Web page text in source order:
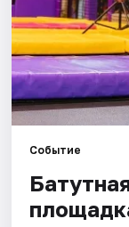
Событие